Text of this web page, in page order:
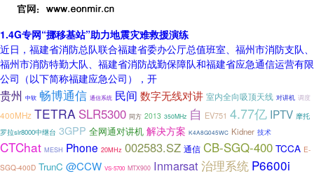
1.4G专网“挪移基站”助力地震灾难救援演练
近日，福建省消防总队联合福建省委办公厅总值班室、福州市消防支队、
福州市消防特勤大队、福建省消防战勤保障队和福建省应急通信运营有限
公司（以下简称福建应急公司），开
贵州 中软 畅博通信 通信系统 民间 数字无线对讲 室内全向吸顶天线 对讲机 调度
400MHz TETRA SLR5300 同方 2013 350MHz 自 EV751 4.77亿 IPTV 摩托
罗拉slr8000中继台 3GPP 全网通对讲机 解决方案 K4A8G045WC Kidner 技术
CTChat MESH Phone 20MHz 002583.SZ 通信 CB-SGQ-400 TCCA E-
SGQ-400D TrunC @CCW VS-5700 MTX900 Inmarsat治理系统 P6600i